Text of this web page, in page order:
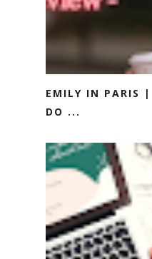
EMILY IN PARIS |
DO ...